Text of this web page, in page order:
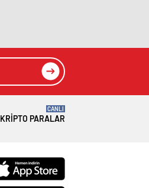
KRIPTO PARALAR
CANLI